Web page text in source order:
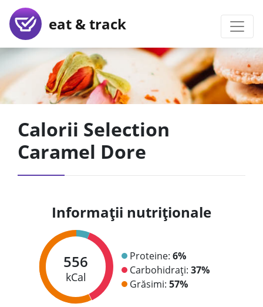
eat & track
Calorii Selection
Caramel Dore
Informații nutriționale
556
kCal
Proteine: 6%
Carbohidrați: 37%
Grăsimi: 57%